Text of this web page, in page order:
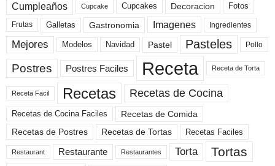
Cumpleaños Cupcake Cupcakes Decoracion Fotos
Frutas Galletas Gastronomia Imagenes Ingredientes
Mejores Modelos Navidad Pastel Pasteles Pollo
Postres Postres Faciles Receta Receta de Torta
Receta Facil Recetas Recetas de Cocina
Recetas de Cocina Faciles
Recetas de Comida
Recetas de Postres
Recetas de Tortas Recetas Faciles
Restaurant Restaurante Restaurantes Torta Tortas